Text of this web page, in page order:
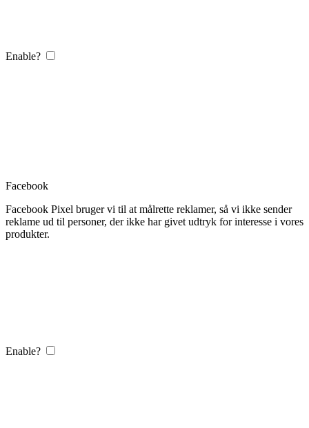
Enable?
Facebook
Facebook Pixel bruger vi til at målrette reklamer, så vi ikke sender
reklame ud til personer, der ikke har givet udtryk for interesse i vores
produkter.
Enable?